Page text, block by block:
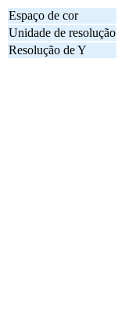
Espaço de cor
Unidade de resolução
Resolução de Y